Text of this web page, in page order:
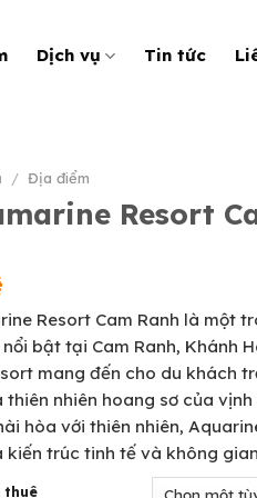
Dịch vụ Tin tức
/ Địa điểm
Resort
Resort Cam Ranh là một
bật tại Cam Ranh, Khánh
mang đến cho du khách
thiên nhiên hoang sơ của
hòa với thiên nhiên,
kiến trúc tinh tế và không
thuê